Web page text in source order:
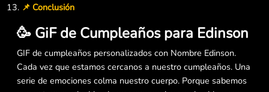
📌 Conclusión
🥳 GiF de Cumpleaños para Edinson
GIF de cumpleaños personalizados con Nombre Edinson.
Cada vez que estamos cercanos a nuestro cumpleaños. Una
serie de emociones colma nuestro cuerpo. Porque sabemos